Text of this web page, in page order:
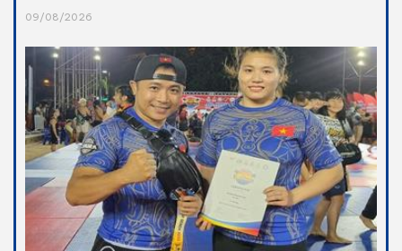
09/08/2026